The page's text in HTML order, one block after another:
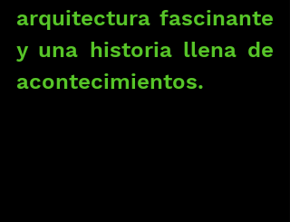
arquitectura fascinante
y una historia llena de
acontecimientos.